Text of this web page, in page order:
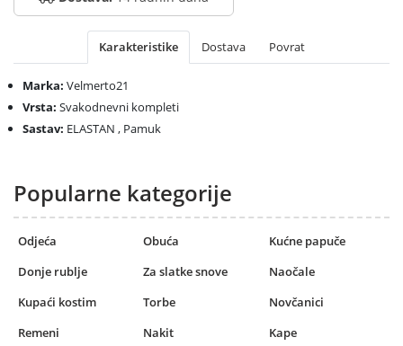
Karakteristike Dostava Povrat
Marka: Velmerto21
Vrsta: Svakodnevni kompleti
Sastav: ELASTAN , Pamuk
Popularne kategorije
Odjeća Obuća
Kućne papuče
Donje rublje
Za slatke snove
Naočale
Kupaći kostim
Torbe
Novčanici
Remeni
Nakit
Kape